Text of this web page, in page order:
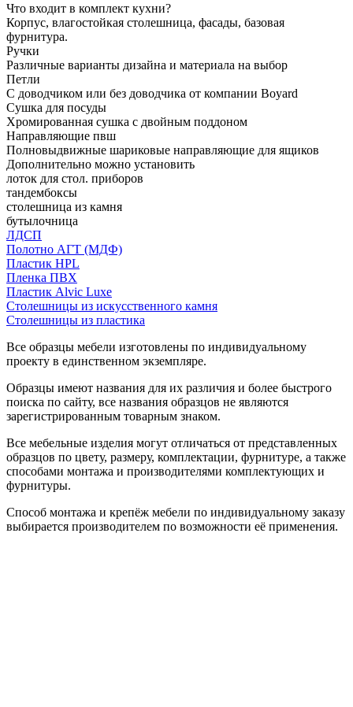
Что входит в комплект кухни?
Корпус, влагостойкая столешница, фасады, базовая
фурнитура.
Ручки
Различные варианты дизайна и материала на выбор
Петли
С доводчиком или без доводчика от компании Boyard
Сушка для посуды
Хромированная сушка с двойным поддоном
Направляющие пвш
Полновыдвижные шариковые направляющие для ящиков
Дополнительно можно установить
лоток для стол. приборов
тандембоксы
столешница из камня
бутылочница
ЛДСП
Полотно АГТ (МДФ)
Пластик HPL
Пленка ПВХ
Пластик Alvic Luxe
Столешницы из искусственного камня
Столешницы из пластика
Все образцы мебели изготовлены по индивидуальному
проекту в единственном экземпляре.
Образцы имеют названия для их различия и более быстрого
поиска по сайту, все названия образцов не являются
зарегистрированным товарным знаком.
Все мебельные изделия могут отличаться от представленных
образцов по цвету, размеру, комплектации, фурнитуре, а также
способами монтажа и производителями комплектующих и
фурнитуры.
Способ монтажа и крепёж мебели по индивидуальному заказу
выбирается производителем по возможности её применения.